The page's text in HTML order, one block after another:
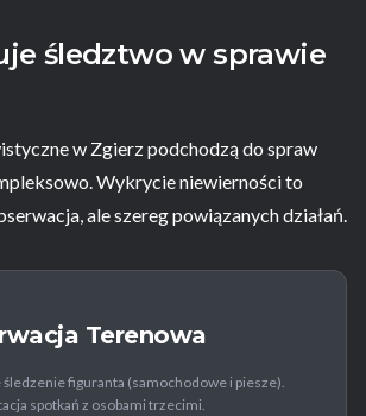
śledztwo w sprawie
w Zgierz podchodzą do spraw
Wykrycie niewierności to
ale szereg powiązanych działań.
Terenowa
figuranta (samochodowe i piesze).
spotkań z osobami trzecimi.